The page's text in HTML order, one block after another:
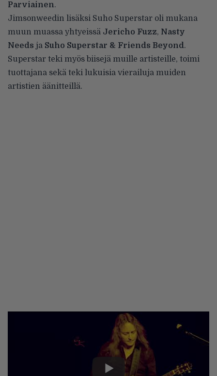
Parviainen.
Jimsonweedin lisäksi Suho Superstar oli mukana
muun muassa yhtyeissä Jericho Fuzz, Nasty
Needs ja Suho Superstar & Friends Beyond.
Superstar teki myös biisejä muille artisteille, toimi
tuottajana sekä teki lukuisia vierailuja muiden
artistien äänitteillä.